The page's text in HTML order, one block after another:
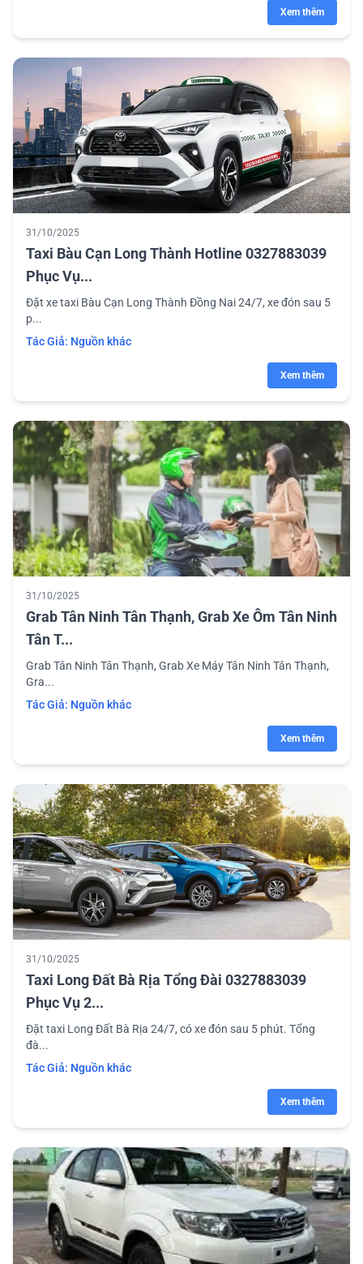
Xem thêm
31/10/2025
Taxi Bàu Cạn Long Thành Hotline 0327883039
Phục Vụ...
Đặt xe taxi Bàu Cạn Long Thành Đồng Nai 24/7, xe đón sau 5
p...
Tác Giả: Nguồn khác
Xem thêm
31/10/2025
Grab Tân Ninh Tân Thạnh, Grab Xe Ôm Tân Ninh
Tân T...
Grab Tân Ninh Tân Thạnh, Grab Xe Máy Tân Ninh Tân Thạnh,
Gra...
Tác Giả: Nguồn khác
Xem thêm
31/10/2025
Taxi Long Đất Bà Rịa Tổng Đài 0327883039
Phục Vụ 2...
Đặt taxi Long Đất Bà Rịa 24/7, có xe đón sau 5 phút. Tổng
đà...
Tác Giả: Nguồn khác
Xem thêm